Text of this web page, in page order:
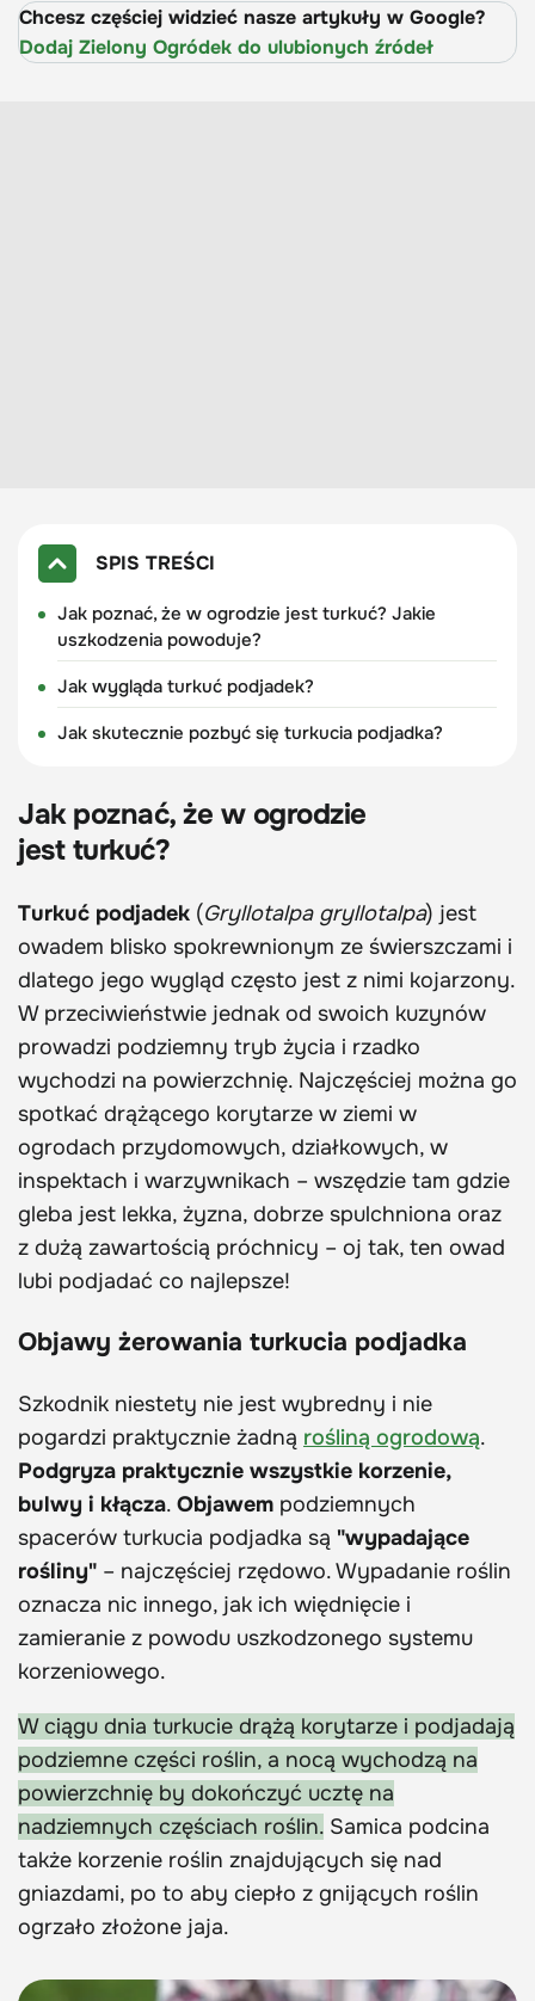
Chcesz częściej widzieć nasze artykuły w Google?
Dodaj Zielony Ogródek do ulubionych źródeł
SPIS TREŚCI
Jak poznać, że w ogrodzie jest turkuć? Jakie
uszkodzenia powoduje?
Jak wygląda turkuć podjadek?
Jak skutecznie pozbyć się turkucia podjadka?
Jak poznać, że w ogrodzie
jest turkuć?
Turkuć podjadek (Gryllotalpa gryllotalpa) jest
owadem blisko spokrewnionym ze świerszczami i
dlatego jego wygląd często jest z nimi kojarzony.
W przeciwieństwie jednak od swoich kuzynów
prowadzi podziemny tryb życia i rzadko
wychodzi na powierzchnię. Najczęściej można go
spotkać drążącego korytarze w ziemi w
ogrodach przydomowych, działkowych, w
inspektach i warzywnikach – wszędzie tam gdzie
gleba jest lekka, żyzna, dobrze spulchniona oraz
z dużą zawartością próchnicy – oj tak, ten owad
lubi podjadać co najlepsze!
Objawy żerowania turkucia podjadka
Szkodnik niestety nie jest wybredny i nie
pogardzi praktycznie żadną rośliną ogrodową.
Podgryza praktycznie wszystkie korzenie,
bulwy i kłącza. Objawem podziemnych
spacerów turkucia podjadka są "wypadające
rośliny" – najczęściej rzędowo. Wypadanie roślin
oznacza nic innego, jak ich więdnięcie i
zamieranie z powodu uszkodzonego systemu
korzeniowego.
W ciągu dnia turkucie drążą korytarze i podjadają
podziemne części roślin, a nocą wychodzą na
powierzchnię by dokończyć ucztę na
nadziemnych częściach roślin. Samica podcina
także korzenie roślin znajdujących się nad
gniazdami, po to aby ciepło z gnijących roślin
ogrzało złożone jaja.